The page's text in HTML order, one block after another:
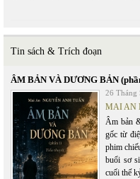
Tin sách & Trích đoạn
ÂM BẢN VÀ DƯƠNG BẢN
26 Tháng
MAI AN
Âm bản
gốc từ
phim
buổi sơ
cuối thế